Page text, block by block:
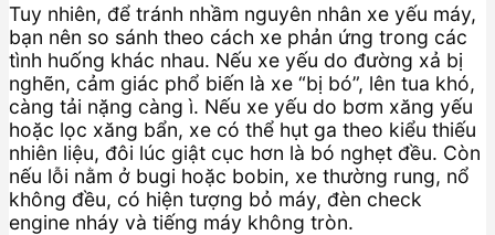
Tuy nhiên, để tránh nhầm nguyên nhân xe yếu máy,
bạn nên so sánh theo cách xe phản ứng trong các
tình huống khác nhau. Nếu xe yếu do đường xả bị
nghẽn, cảm giác phổ biến là xe “bị bó”, lên tua khó,
càng tải nặng càng ì. Nếu xe yếu do bơm xăng yếu
hoặc lọc xăng bẩn, xe có thể hụt ga theo kiểu thiếu
nhiên liệu, đôi lúc giật cục hơn là bó nghẹt đều. Còn
nếu lỗi nằm ở bugi hoặc bobin, xe thường rung, nổ
không đều, có hiện tượng bỏ máy, đèn check
engine nháy và tiếng máy không tròn.